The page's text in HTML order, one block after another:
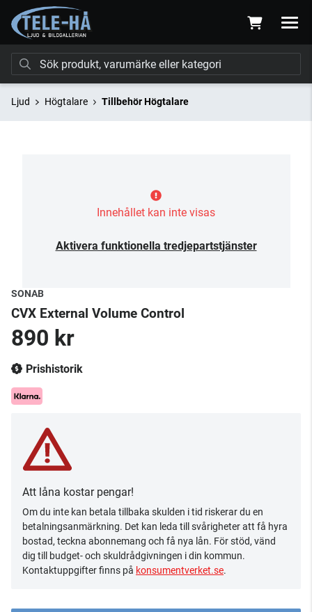
Ljud Högtalare Tillbehör Högtalare
Innehållet kan inte visas
Aktivera funktionella tredjepartstjänster
SONAB
CVX External Volume Control
890 kr
Prishistorik
Att låna kostar pengar!
Om du inte kan betala tillbaka skulden i tid riskerar du en
betalningsanmärkning. Det kan leda till svårigheter att få hyra
bostad, teckna abonnemang och få nya lån. För stöd, vänd
dig till budget- och skuldrådgivningen i din kommun.
Kontaktuppgifter finns på konsumentverket.se.